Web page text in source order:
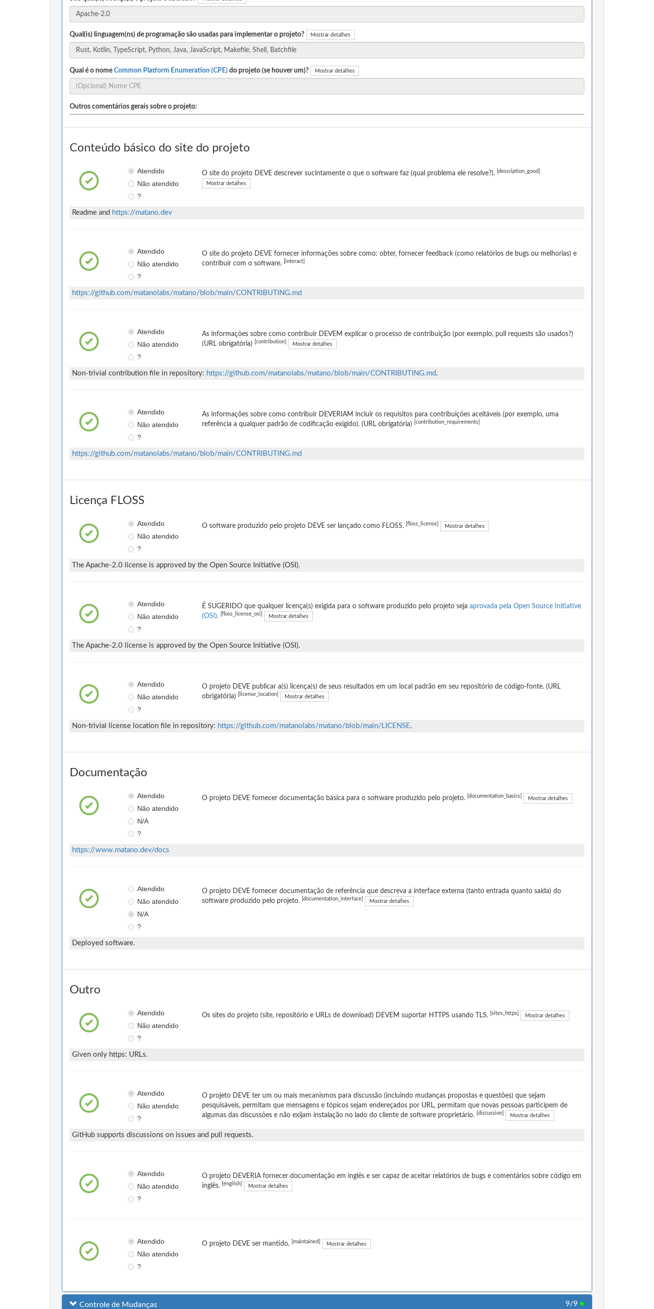
Qual(is) linguagem(ns) de programação são usadas para implementar o projeto? Mostrar detalhes
Qual é o nome Common Platform Enumeration (CPE) do projeto (se houver um)? Mostrar detalhes
Outros comentários gerais sobre o projeto:
Conteúdo básico do site do projeto
Atendido
Não atendido
?
O site do projeto DEVE descrever sucintamente o que o software faz (qual problema ele resolve?). [description_good]
Mostrar detalhes
Readme and https://matano.dev
Atendido
Não atendido
?
O site do projeto DEVE fornecer informações sobre como: obter, fornecer feedback (como relatórios de bugs ou melhorias) e
contribuir com o software.
[interact]
https://github.com/matanolabs/matano/blob/main/CONTRIBUTING.md
Atendido
Não atendido
?
As informações sobre como contribuir DEVEM explicar o processo de contribuição (por exemplo, pull requests são usados?)
(URL obrigatória)
[contribution] Mostrar detalhes
Non-trivial contribution file in repository: https://github.com/matanolabs/matano/blob/main/CONTRIBUTING.md.
Atendido
Não atendido
?
As informações sobre como contribuir DEVERIAM incluir os requisitos para contribuições aceitáveis (por exemplo, uma
referência a qualquer padrão de codificação exigido). (URL obrigatória)
[contribution_requirements]
https://github.com/matanolabs/matano/blob/main/CONTRIBUTING.md
Licença FLOSS
Atendido
Não atendido
?
O software produzido pelo projeto DEVE ser lançado como FLOSS. [floss_license] Mostrar detalhes
The Apache-2.0 license is approved by the Open Source Initiative (OSI).
Atendido
Não atendido
?
É SUGERIDO que qualquer licença(s) exigida para o software produzido pelo projeto seja aprovada pela Open Source Initiative
(OSI).
[floss_license_osi] Mostrar detalhes
The Apache-2.0 license is approved by the Open Source Initiative (OSI).
Atendido
Não atendido
?
O projeto DEVE publicar a(s) licença(s) de seus resultados em um local padrão em seu repositório de código-fonte. (URL
obrigatória)
[license_location] Mostrar detalhes
Non-trivial license location file in repository: https://github.com/matanolabs/matano/blob/main/LICENSE.
Documentação
Atendido
Não atendido
N/A
?
O projeto DEVE fornecer documentação básica para o software produzido pelo projeto. [documentation_basics] Mostrar detalhes
https://www.matano.dev/docs
Atendido
Não atendido
N/A
?
O projeto DEVE fornecer documentação de referência que descreva a interface externa (tanto entrada quanto saída) do
software produzido pelo projeto.
[documentation_interface] Mostrar detalhes
Deployed software.
Outro
Atendido
Não atendido
?
Os sites do projeto (site, repositório e URLs de download) DEVEM suportar HTTPS usando TLS. [sites_https] Mostrar detalhes
Given only https: URLs.
Atendido
Não atendido
?
O projeto DEVE ter um ou mais mecanismos para discussão (incluindo mudanças propostas e questões) que sejam
pesquisáveis, permitam que mensagens e tópicos sejam endereçados por URL, permitam que novas pessoas participem de
algumas das discussões e não exijam instalação no lado do cliente de software proprietário.
[discussion] Mostrar detalhes
GitHub supports discussions on issues and pull requests.
Atendido
Não atendido
?
O projeto DEVERIA fornecer documentação em inglês e ser capaz de aceitar relatórios de bugs e comentários sobre código em
inglês.
[english] Mostrar detalhes
Atendido
Não atendido
?
O projeto DEVE ser mantido. [maintained] Mostrar detalhes
Controle de Mudanças 9/9 ●